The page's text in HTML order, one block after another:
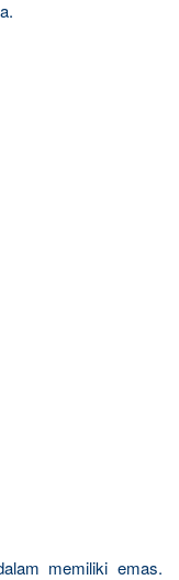
memiliki emas.